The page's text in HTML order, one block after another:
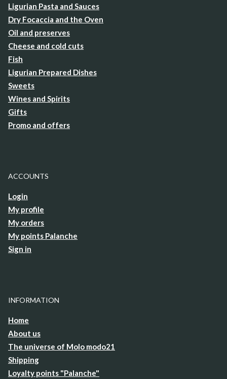
Ligurian Pasta and Sauces
Dry Focaccia and the Oven
Oil and preserves
Cheese and cold cuts
Fish
Ligurian Prepared Dishes
Sweets
Wines and Spirits
Gifts
Promo and offers
ACCOUNTS
Login
My profile
My orders
My points Palanche
Sign in
INFORMATION
Home
About us
The universe of Molo modo21
Shipping
Loyalty points "Palanche"